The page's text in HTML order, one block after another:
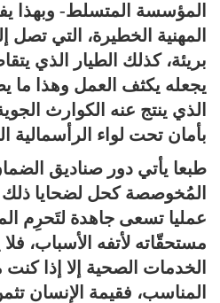
المؤسسة المتسلط- وبهذا
المهنية الخطيرة، التي
بريئة، كذلك الطيار الذي
يجعله يكثف العمل وهذا ما
الذي ينتج عنه الكوارث
بأمان تحت لواء الرأسمالية
طبعا يأتي دور صناديق
المُخوصصة كحل لضحايا ذلك
عمليا تسعى جاهدة لتَحرِم
مستحقّاته لأتفه الأسباب،
الخدمات الصحية إلا إذا
المناسب، فقيمة الإنسان